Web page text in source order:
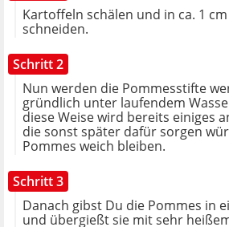
Kartoffeln schälen und in ca. 1
schneiden.
Schritt 2
Nun werden die Pommesstifte
gründlich unter laufendem
diese Weise wird bereits einiges
die sonst später dafür sorgen
Pommes weich bleiben.
Schritt 3
Danach gibst Du die Pommes in
und übergießt sie mit sehr